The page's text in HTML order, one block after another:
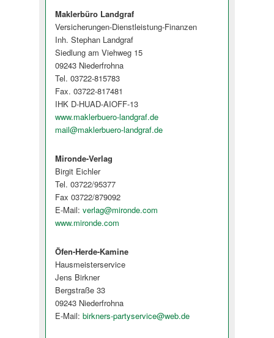
Maklerbüro Landgraf
Versicherungen-Dienstleistung-Finanzen
Inh. Stephan Landgraf
Siedlung am Viehweg 15
09243 Niederfrohna
Tel. 03722-815783
Fax. 03722-817481
IHK D-HUAD-AIOFF-13
www.maklerbuero-landgraf.de
mail@maklerbuero-landgraf.de
Mironde-Verlag
Birgit Eichler
Tel. 03722/95377
Fax 03722/879092
E-Mail: verlag@mironde.com
www.mironde.com
Öfen-Herde-Kamine
Hausmeisterservice
Jens Birkner
Bergstraße 33
09243 Niederfrohna
E-Mail: birkners-partyservice@web.de